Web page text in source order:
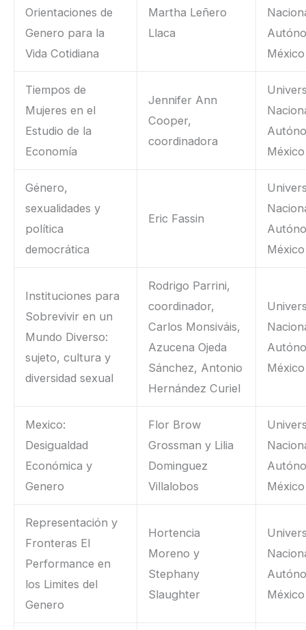
Orientaciones de
Genero para la
Vida Cotidiana
Martha Leñero
Llaca
México
Tiempos de
Mujeres en el
Estudio de la
Economía
Jennifer Ann
Cooper,
coordinadora
México
Género,
sexualidades y
política
democrática
Eric Fassin
México
Instituciones para
Sobrevivir en un
Mundo Diverso:
sujeto, cultura y
diversidad sexual
Rodrigo Parrini,
coordinador,
Carlos Monsiváis,
Azucena Ojeda
Sánchez, Antonio
Hernández Curiel
México
Mexico:
Desigualdad
Económica y
Genero
Flor Brow
Grossman y Lilia
Dominguez
Villalobos
México
Representación y
Fronteras El
Performance en
los Limites del
Genero
Hortencia
Moreno y
Stephany
Slaughter
México